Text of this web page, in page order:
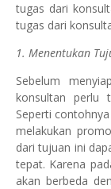
tugas dari
tugas dari
1. Menentukan
Sebelum
konsultan perlu
Seperti
melakukan
dari tujuan ini
tepat. Karena
akan berbeda